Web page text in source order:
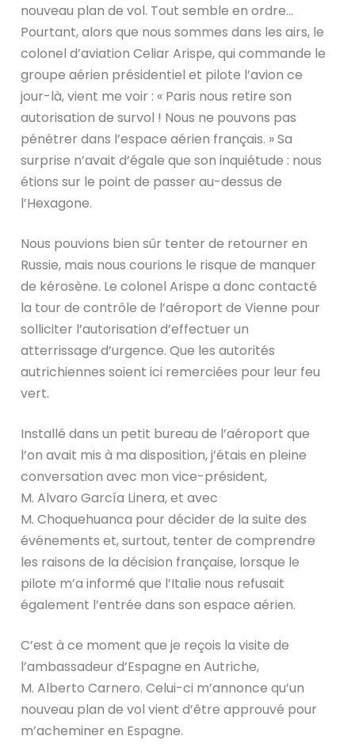
nouveau plan de vol. Tout semble en ordre…
Pourtant, alors que nous sommes dans les airs, le
colonel d’aviation Celiar Arispe, qui commande le
groupe aérien présidentiel et pilote l’avion ce
jour-là, vient me voir : « Paris nous retire son
autorisation de survol ! Nous ne pouvons pas
pénétrer dans l’espace aérien français. » Sa
surprise n’avait d’égale que son inquiétude : nous
étions sur le point de passer au-dessus de
l’Hexagone.
Nous pouvions bien sûr tenter de retourner en
Russie, mais nous courions le risque de manquer
de kérosène. Le colonel Arispe a donc contacté
la tour de contrôle de l’aéroport de Vienne pour
solliciter l’autorisation d’effectuer un
atterrissage d’urgence. Que les autorités
autrichiennes soient ici remerciées pour leur feu
vert.
Installé dans un petit bureau de l’aéroport que
l’on avait mis à ma disposition, j’étais en pleine
conversation avec mon vice-président,
M. Alvaro García Linera, et avec
M. Choquehuanca pour décider de la suite des
événements et, surtout, tenter de comprendre
les raisons de la décision française, lorsque le
pilote m’a informé que l’Italie nous refusait
également l’entrée dans son espace aérien.
C’est à ce moment que je reçois la visite de
l’ambassadeur d’Espagne en Autriche,
M. Alberto Carnero. Celui-ci m’annonce qu’un
nouveau plan de vol vient d’être approuvé pour
m’acheminer en Espagne.